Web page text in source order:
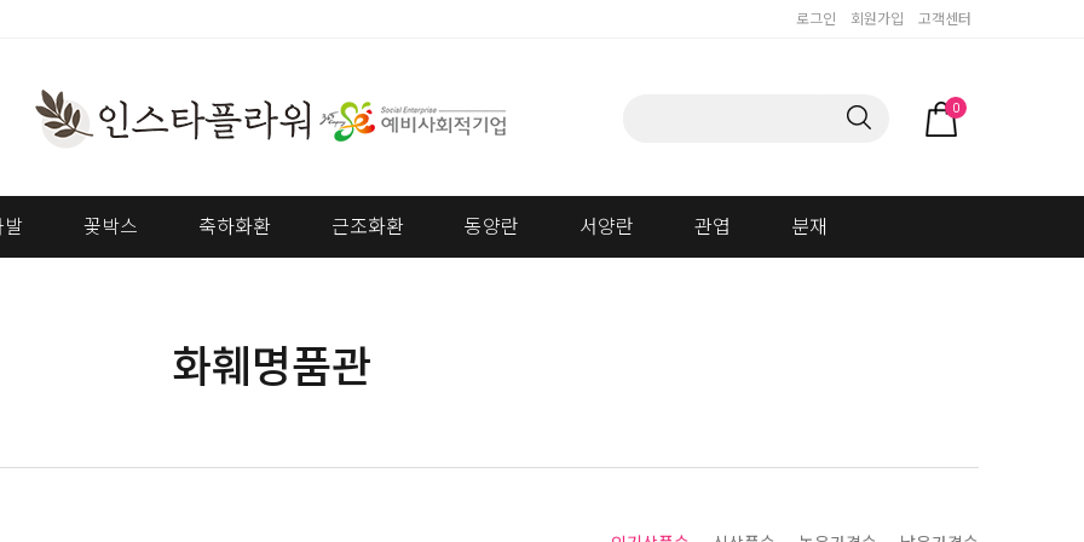
로그인 회원가입 고객센터
0
발 꽃박스 축하화환 근조화환 동양란 서양란 관엽 분재
화훼명품관